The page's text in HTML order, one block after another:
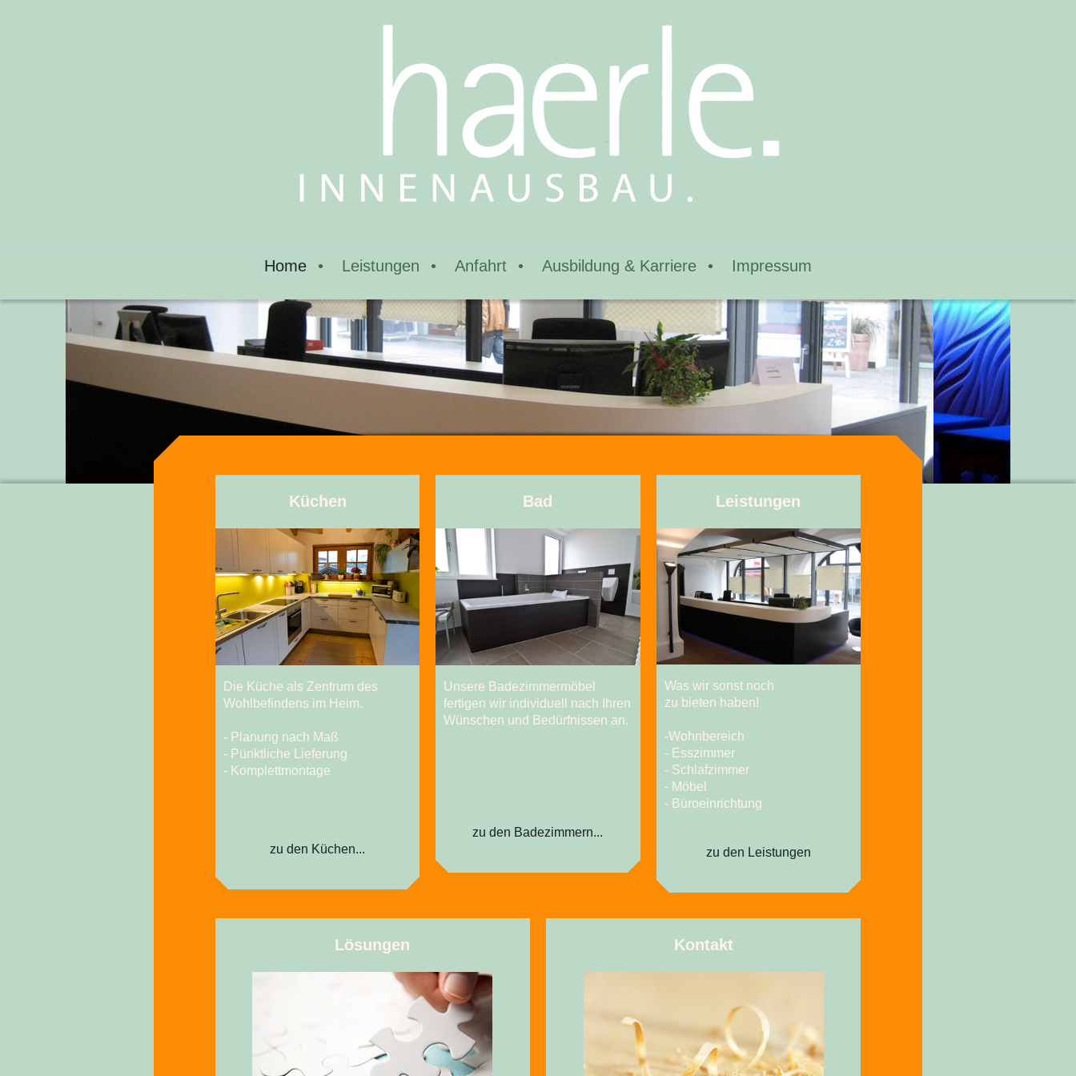
Home Leistungen Anfahrt Ausbildung & Karriere Impressum
Küchen
Die Küche als Zentrum des
Wohlbefindens im Heim.
- Planung nach Maß
- Pünktliche Lieferung
- Komplettmontage
zu den Küchen...
Bad
Unsere Badezimmermöbel
fertigen wir individuell nach Ihren
Wünschen und Bedürfnissen an.
zu den Badezimmern...
Leistungen
Was wir sonst noch
zu bieten haben!
-Wohnbereich
- Esszimmer
- Schlafzimmer
- Möbel
- Büroeinrichtung
zu den Leistungen
Lösungen Kontakt